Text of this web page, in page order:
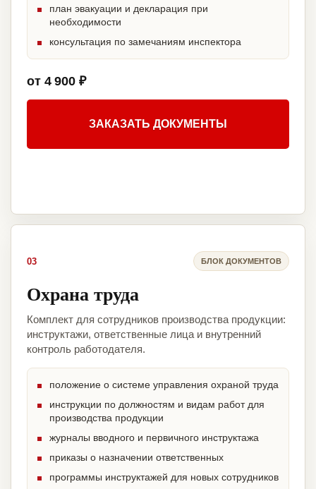
план эвакуации и декларация при
необходимости
консультация по замечаниям инспектора
от 4 900 ₽
ЗАКАЗАТЬ ДОКУМЕНТЫ
03 БЛОК ДОКУМЕНТОВ
Охрана труда
Комплект для сотрудников производства продукции:
инструктажи, ответственные лица и внутренний
контроль работодателя.
положение о системе управления охраной труда
инструкции по должностям и видам работ для
производства продукции
журналы вводного и первичного инструктажа
приказы о назначении ответственных
программы инструктажей для новых сотрудников